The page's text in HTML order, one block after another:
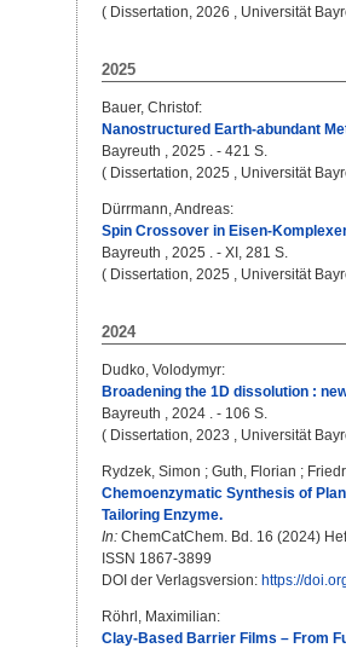
( Dissertation, 2026 , Universität
2025
Bauer, Christof:
Nanostructured Earth-abundant
Bayreuth , 2025 . - 421 S.
( Dissertation, 2025 , Universität
Dürrmann, Andreas:
Spin Crossover in Eisen-
Bayreuth , 2025 . - XI, 281 S.
( Dissertation, 2025 , Universität
2024
Dudko, Volodymyr:
Broadening the 1D dissolution :
Bayreuth , 2024 . - 106 S.
( Dissertation, 2023 , Universität
Rydzek, Simon ; Guth, Florian ;
Chemoenzymatic Synthesis of
Tailoring Enzyme.
In: ChemCatChem. Bd. 16 (2024)
ISSN 1867-3899
DOI der Verlagsversion: https://
Röhrl, Maximilian:
Clay-Based Barrier Films – From